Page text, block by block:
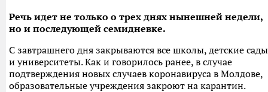
Речь идет не только о трех днях нынешней недели,
но и последующей семидневке.
С завтрашнего дня закрываются все школы, детские сады
и университеты. Как и говорилось ранее, в случае
подтверждения новых случаев коронавируса в Молдове,
образовательные учреждения закроют на карантин.